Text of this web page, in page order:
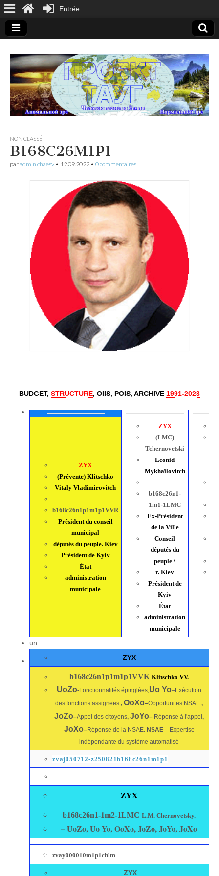
Site de
démonstration
– Projet TAUG
basé sur le
modèle de la
structure de
l'État
d'Ukraine
NON CLASSÉ
B168C26M1P1
paradmin.chaesv • 12.09.2022 • 0 commentaires
BUDGET, STRUCTURE, OIIS, POIS, ARCHIVE 1991-2023
ZYX
(Prévente) Klitschko
Vitaly Vladimirovitch
.
b168c26n1p1m1p1VVR
Président du conseil
municipal
députés du peuple. Kiev
Président de Kyiv
État
administration
municipale
ZYX
(LMC)
Tchernovetski
Leonid
Mykhaïlovitch
.
b168c26n1-
1m1-1LMC
Ex-Président
de la Ville
Conseil
députés du
peuple \
r. Kiev
Président de
Kyiv
État
administration
municipale
un
ZYX
b168c26n1p1m1p1VVK Klitschko VV.
UoZo-Fonctionnalités épinglées,Uo Yo–Exécution
des fonctions assignées , OoXo–Opportunités NSAE ,
JoZo–Appel des citoyens, JoYo– Réponse à l'appel ,
JoXo–Réponse de la NSAE. NSAE– Expertise
indépendante du système automatisé
zvaj050712-z250821b168c26n1m1p1
ZYX
b168c26n1-1m2-1LMC L.M. Chernovetsky.
– UoZo, Uo Yo, OoXo, JoZo, JoYo, JoXo
zvay000010m1p1chlm
.ZYX
Entrée